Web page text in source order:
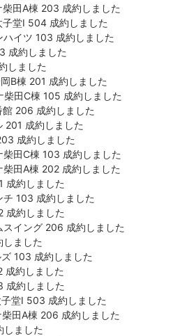
田A棟 203 成約しました
堂Ⅰ 504 成約しました
イツ 103 成約しました
成約しました
しました
B棟 201 成約しました
田C棟 105 成約しました
206 成約しました
201 成約しました
成約しました
田C棟 103 成約しました
田A棟 202 成約しました
成約しました
103 成約しました
成約しました
イング 206 成約しました
ました
103 成約しました
成約しました
成約しました
堂Ⅰ 503 成約しました
田A棟 206 成約しました
ました